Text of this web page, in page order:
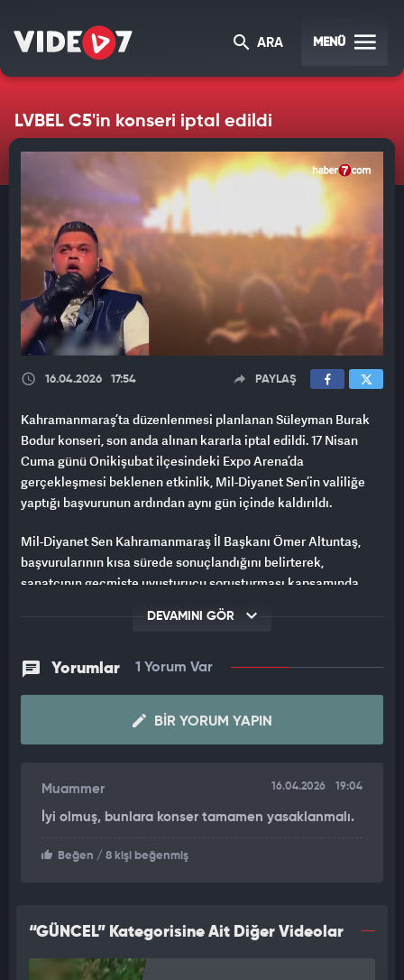
ARA MENÜ
LVBEL C5'in konseri iptal edildi
16.04.2026 17:54 PAYLAŞ
Kahramanmaraş’ta düzenlenmesi planlanan Süleyman Burak
Bodur konseri, son anda alınan kararla iptal edildi. 17 Nisan
Cuma günü Onikişubat ilçesindeki Expo Arena’da
gerçekleşmesi beklenen etkinlik, Mil-Diyanet Sen’in valiliğe
yaptığı başvurunun ardından aynı gün içinde kaldırıldı.
Mil-Diyanet Sen Kahramanmaraş İl Başkanı Ömer Altuntaş,
başvurularının kısa sürede sonuçlandığını belirterek,
sanatçının geçmişte uyuşturucu soruşturması kapsamında
uyuşmadığını” gerekçe gösterdi. Altuntaş, başvurudan 15-20
iletildiğini söyledi.
8 öğrencinin hayatını kaybettiği, 17 öğrencinin yaralandığı
silahlı saldırının ardından alınması dikkat çekti. Altuntaş,
düşündüklerini, ancak olayın ardından süreci hızlandırduklarını
ifade etti.
DEVAMINI GÖR
Yorumlar 1 Yorum Var
BIR YORUM YAPIN
Muammer 16.04.2026 19:04
İyi olmuş, bunlara konser tamamen yasaklanmalı.
Beğen / 8 kişi beğenmiş
“GÜNCEL” Kategorisine Ait Diğer Videolar